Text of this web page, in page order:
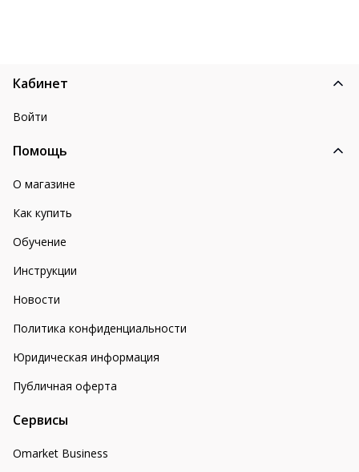
Кабинет
Войти
Помощь
О магазине
Как купить
Обучение
Инструкции
Новости
Политика конфиденциальности
Юридическая информация
Публичная оферта
Сервисы
Omarket Business